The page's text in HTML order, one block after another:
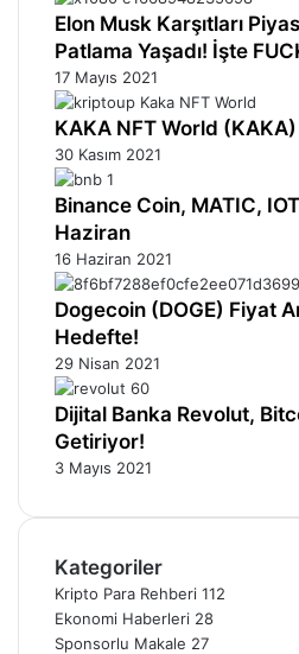
Elon Musk Karşıtları
Patlama Yaşadı! İşte
17 Mayıs 2021
KAKA NFT World
30 Kasım 2021
Binance Coin, MATIC,
Haziran
16 Haziran 2021
Dogecoin (DOGE) Fiyat
Hedefte!
29 Nisan 2021
Dijital Banka Revolut,
Getiriyor!
3 Mayıs 2021
Kategoriler
Kripto Para Rehberi 112
Ekonomi Haberleri 28
Sponsorlu Makale 27